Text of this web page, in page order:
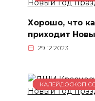
Хорошо, что
приходит
29.12.2023
КАЛЕЙДОСКОП